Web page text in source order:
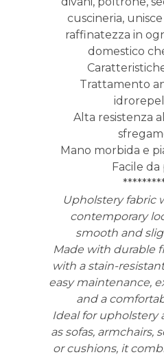
cuscineria,
raffinatezza in
domestico
Trattamento
Alta resistenza
Mano morbida e
Facile
Upholstery fabric
contemporary
smooth and
Made with durable
with a stain-
easy maintenance,
and a
Ideal for upholstery
as sofas, armchairs,
or cushions, it